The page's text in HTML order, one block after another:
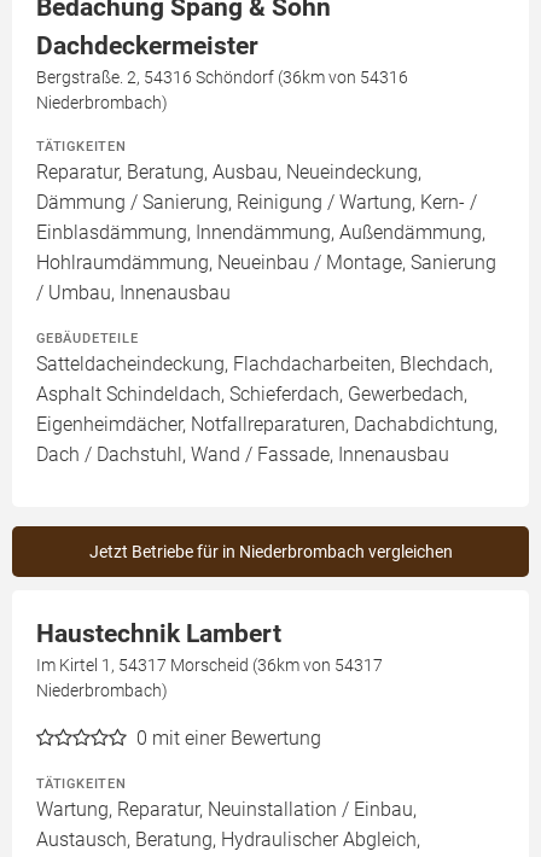
Bedachung Spang & Sohn
Dachdeckermeister
Bergstraße. 2, 54316 Schöndorf (36km von 54316
Niederbrombach)
TÄTIGKEITEN
Reparatur, Beratung, Ausbau, Neueindeckung,
Dämmung / Sanierung, Reinigung / Wartung, Kern- /
Einblasdämmung, Innendämmung, Außendämmung,
Hohlraumdämmung, Neueinbau / Montage, Sanierung
/ Umbau, Innenausbau
GEBÄUDETEILE
Satteldacheindeckung, Flachdacharbeiten, Blechdach,
Asphalt Schindeldach, Schieferdach, Gewerbedach,
Eigenheimdächer, Notfallreparaturen, Dachabdichtung,
Dach / Dachstuhl, Wand / Fassade, Innenausbau
Jetzt Betriebe für in Niederbrombach vergleichen
Haustechnik Lambert
Im Kirtel 1, 54317 Morscheid (36km von 54317
Niederbrombach)
0 mit einer Bewertung
TÄTIGKEITEN
Wartung, Reparatur, Neuinstallation / Einbau,
Austausch, Beratung, Hydraulischer Abgleich,